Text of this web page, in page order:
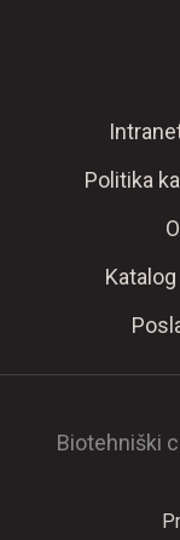
Politika
Biotehniški